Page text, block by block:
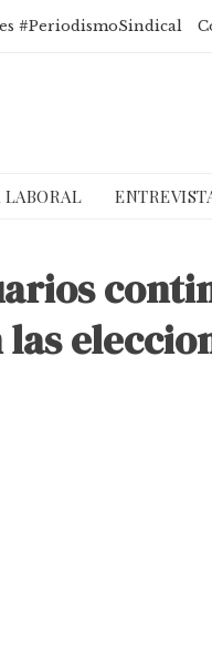
#PeriodismoSindical
LABORAL